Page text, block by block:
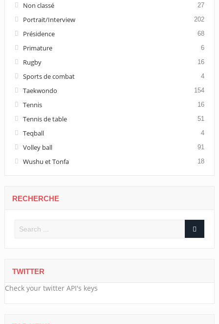
Non classé 27
Portrait/Interview 202
Présidence 68
Primature 6
Rugby 16
Sports de combat 4
Taekwondo 154
Tennis 16
Tennis de table 51
Teqball 4
Volley ball 91
Wushu et Tonfa 18
RECHERCHE
TWITTER
Check your twitter API's keys